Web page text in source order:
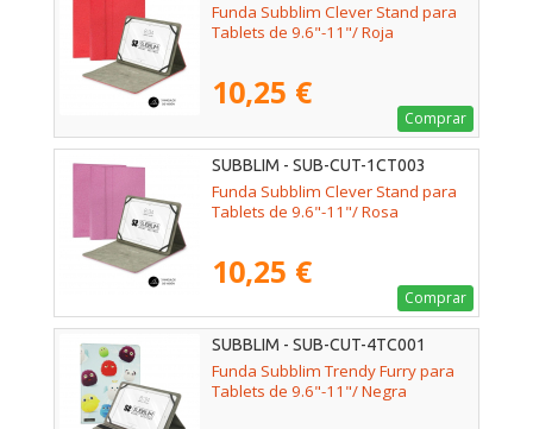
Funda Subblim Clever Stand para
Tablets de 9.6"-11"/ Roja
10,25 €
Comprar
SUBBLIM - SUB-CUT-1CT003
Funda Subblim Clever Stand para
Tablets de 9.6"-11"/ Rosa
10,25 €
Comprar
SUBBLIM - SUB-CUT-4TC001
Funda Subblim Trendy Furry para
Tablets de 9.6"-11"/ Negra